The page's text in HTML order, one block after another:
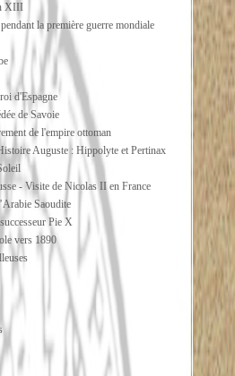
XIII
la première guerre mondiale
d'Espagne
de Savoie
de l'empire ottoman
Auguste : Hippolyte et Pertinax
- Visite de Nicolas II en France
Saoudite
Pie X
vers 1890